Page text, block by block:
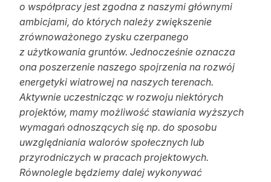
o współpracy jest zgodna z naszymi głównymi
ambicjami, do których należy zwiększenie
zrównoważonego zysku czerpanego
z użytkowania gruntów. Jednocześnie oznacza
ona poszerzenie naszego spojrzenia na rozwój
energetyki wiatrowej na naszych terenach.
Aktywnie uczestnicząc w rozwoju niektórych
projektów, mamy możliwość stawiania wyższych
wymagań odnoszących się np. do sposobu
uwzględniania walorów społecznych lub
przyrodniczych w pracach projektowych.
Równolegle będziemy dalej wykonywać